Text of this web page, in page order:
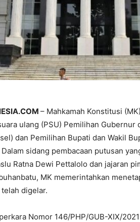
– Mahkamah Konstitusi
ulang (PSU) Pemilihan Gubernur
dan Pemilihan Bupati dan Wakil
sidang pembacaan putusan
Ratna Dewi Pettalolo dan jajaran
MK memerintahkan
digelar.
Nomor 146/PHP/GUB-XIX/